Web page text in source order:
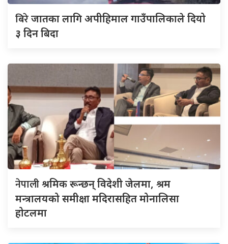
बिरेजातका लागि अपीहिमाल गाउँपालिकाले दियो
३ दिन बिदा
नेपालीश्रमिक रून्छन् विदेशी जेलमा, श्रम
मन्त्रालयको समीक्षा मदिरासहित मोनालिसा
होटलमा